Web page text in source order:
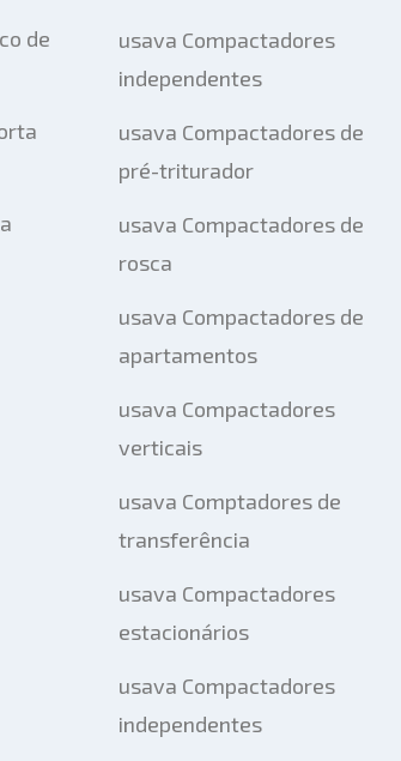
de
usava Compactadores
independentes
usava Compactadores de
pré-triturador
usava Compactadores de
rosca
usava Compactadores de
apartamentos
usava Compactadores
verticais
usava Comptadores de
transferência
usava Compactadores
estacionários
usava Compactadores
independentes